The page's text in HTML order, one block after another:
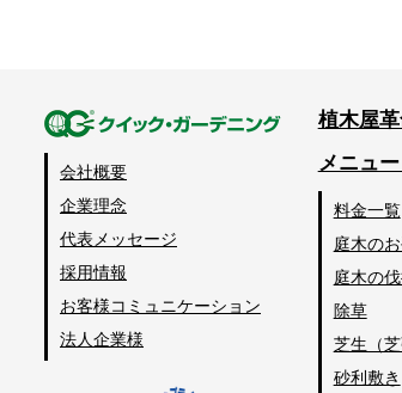
会社概要
企業理念
代表メッセージ
採用情報
お客様コミュニケーション
法人企業様
植木屋
メニュ
料金一覧
庭木の
庭木の
除草
芝生（芝
砂利敷き